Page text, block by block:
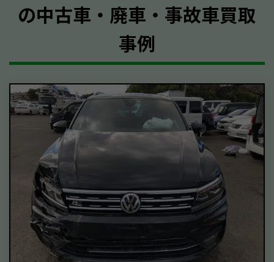
の中古車・廃車・事故車買取
事例